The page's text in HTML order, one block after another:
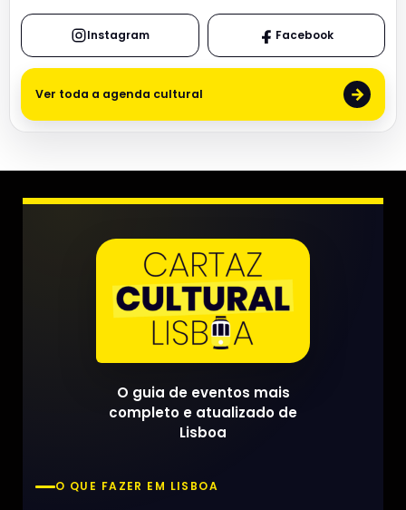
Instagram Facebook
Ver toda a agenda cultural →
O guia de eventos mais
completo e atualizado de
Lisboa
O QUE FAZER EM LISBOA